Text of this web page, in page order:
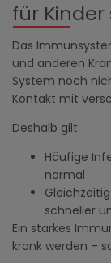
für
Das
und anderen
System noch
Kontakt mit
Deshalb gilt:
Häufige
normal
schneller
Ein starkes
krank werden –